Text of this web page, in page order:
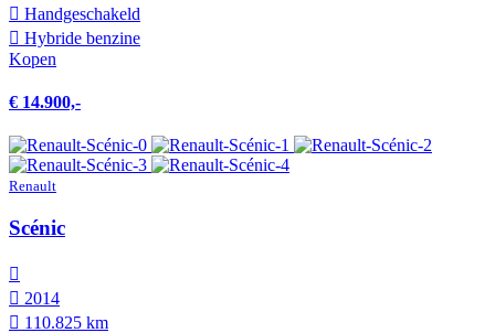
Hand­geschakeld
Hybride benzine
Kopen
€ 14.900,-
Renault
Scénic
2014
110.825 km